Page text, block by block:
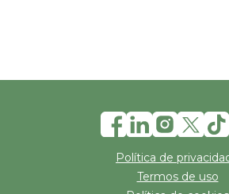
Política de
Termos de uso